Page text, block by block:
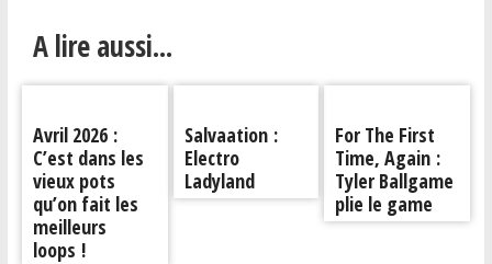
A lire aussi...
Avril 2026 :
C’est dans les
vieux pots
qu’on fait les
meilleurs
loops !
Salvaation :
Electro
Ladyland
For The First
Time, Again :
Tyler Ballgame
plie le game